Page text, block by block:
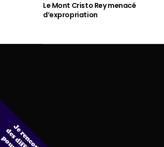
Le Mont Cristo Rey menacé
d’expropriation